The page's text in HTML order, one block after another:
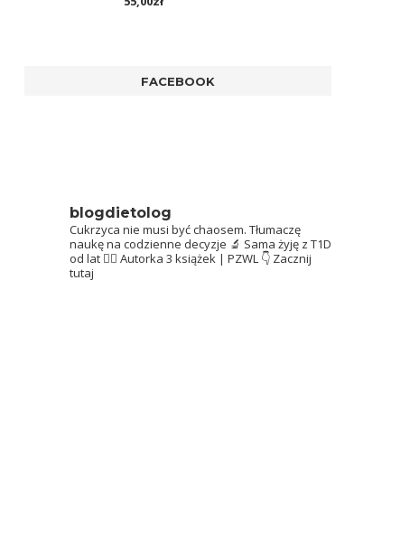
5.00na 5
FACEBOOK
blogdietolog
Cukrzyca nie musi być chaosem. Tłumaczę
naukę na codzienne decyzje 🔬 Sama żyję z T1D
od lat 👩‍⚕️ Autorka 3 książek | PZWL 👇 Zacznij
tutaj